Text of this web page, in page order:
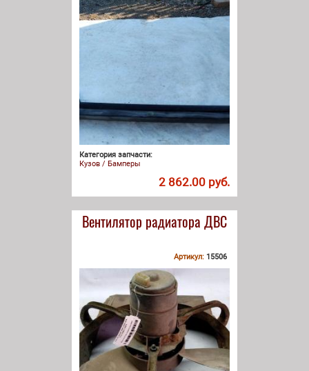
Категория запчасти:
Кузов / Бамперы
2 862.00 руб.
Вентилятор радиатора ДВС
Артикул: 15506